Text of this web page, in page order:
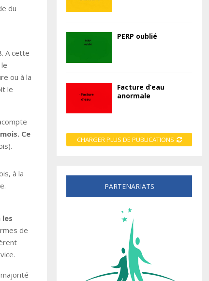
du
A cette
ou à la
le
Ce
à la
de
PERP oublié
Facture d’eau
anormale
CHARGER PLUS DE PUBLICATIONS
PARTENARIATS